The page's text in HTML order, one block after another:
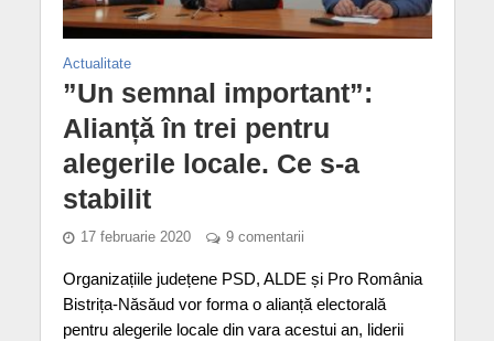
Actualitate
”Un semnal important”:
Alianță în trei pentru
alegerile locale. Ce s-a
stabilit
17 februarie 2020 9 comentarii
Organizațiile județene PSD, ALDE și Pro România
Bistrița-Năsăud vor forma o alianță electorală
pentru alegerile locale din vara acestui an, liderii